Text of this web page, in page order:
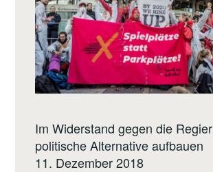
Im Widerstand gegen die
politische Alternative aufbauen
11. Dezember 2018